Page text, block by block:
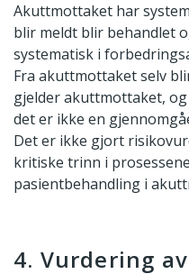
Akuttmottaket har
blir meldt blir behandlet
systematisk i
Fra akuttmottaket selv
gjelder akuttmottaket,
det er ikke en
Det er ikke gjort
kritiske trinn i
pasientbehandling i
4. Vurdering